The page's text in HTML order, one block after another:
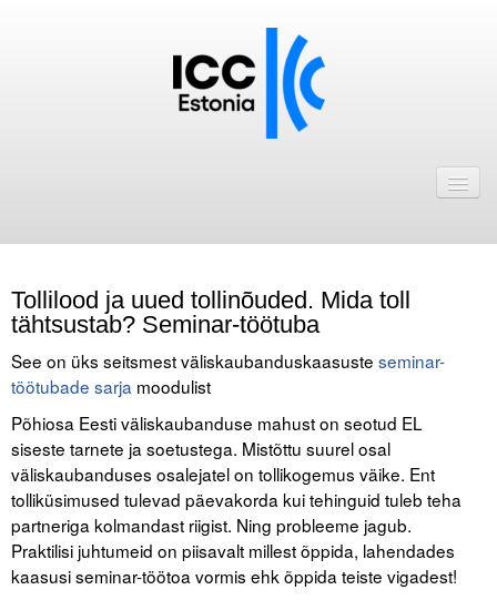
ICC Eesti liikmebaas
Liikmete pakkumised
Astu ICC Eesti liikmeks!
Kalender
ICC Eesti
Tegevused
Publikatsioonid
Tollilood ja uued tollinõuded. Mida toll
tähtsustab? Seminar-töötuba
See on üks seitsmest väliskaubanduskaasuste seminar-
töötubade sarja moodulist
Põhiosa Eesti väliskaubanduse mahust on seotud EL
siseste tarnete ja soetustega. Mistõttu suurel osal
väliskaubanduses osalejatel on tollikogemus väike. Ent
tolliküsimused tulevad päevakorda kui tehinguid tuleb teha
partneriga kolmandast riigist. Ning probleeme jagub.
Praktilisi juhtumeid on piisavalt millest õppida, lahendades
kaasusi seminar-töötoa vormis ehk õppida teiste vigadest!